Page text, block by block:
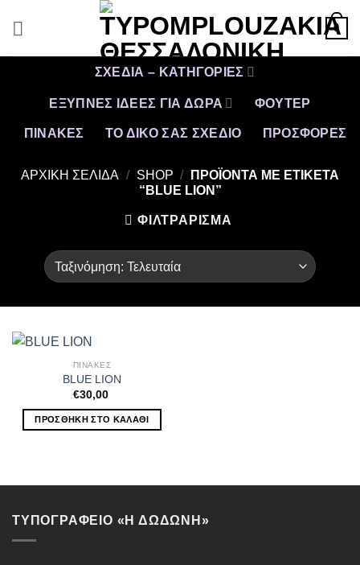
0
ΣΧΕΔΙΑ – ΚΑΤΗΓΟΡΙΕΣ
ΕΞΥΠΝΕΣ ΙΔΕΕΣ ΓΙΑ ΔΩΡΑ ΦΟΥΤΕΡ
ΠΙΝΑΚΕΣ ΤΟ ΔΙΚΟ ΣΑΣ ΣΧΕΔΙΟ ΠΡΟΣΦΟΡΈΣ
ΑΡΧΙΚΉ ΣΕΛΊΔΑ / SHOP /
ΠΡΟΪΌΝΤΑ ΜΕ ΕΤΙΚΈΤΑ
“BLUE LION”
ΦΙΛΤΡΆΡΙΣΜΑ
ΠΙΝΑΚΕΣ
BLUE LION
€30,00
ΠΡΟΣΘΉΚΗ ΣΤΟ ΚΑΛΆΘΙ
ΤΥΠΟΓΡΑΦΕΙΟ «Η ΔΩΔΩΝΗ»